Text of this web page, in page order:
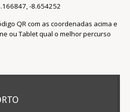
-8.654252
QR com as coordenadas acima e
ou Tablet qual o melhor percurso